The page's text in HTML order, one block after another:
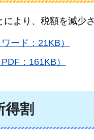
より、税額を減少
ード：21KB）
：161KB）
得割